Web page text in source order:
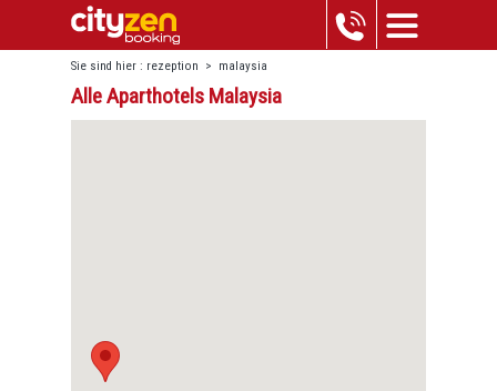
Sie sind hier : rezeption > malaysia
Alle Aparthotels Malaysia